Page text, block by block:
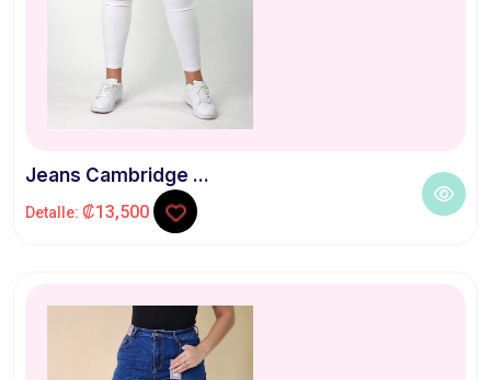
Jeans Cambridge ...
Detalle: ₡13,500